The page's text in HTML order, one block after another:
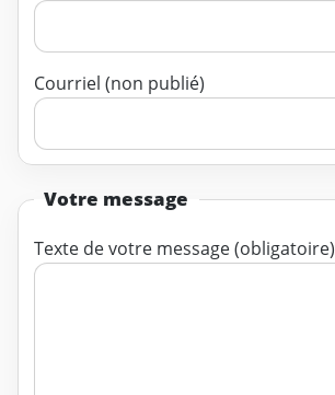
Courriel (non publié)
Votre message
Texte de votre message (obligatoire)